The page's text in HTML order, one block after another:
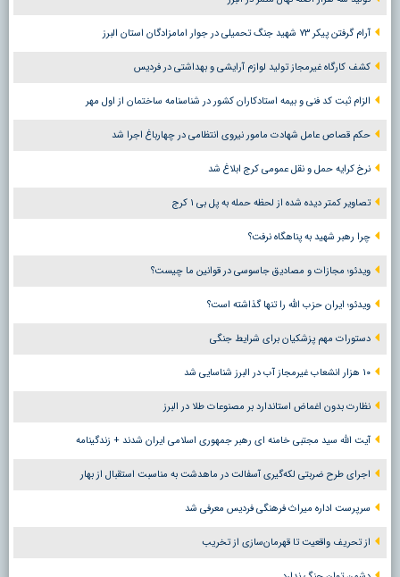
آرام گرفتن پیکر ۷۳ شهید جنگ تحمیلی در جوار امامزادگان استان البرز
کشف کارگاه غیرمجاز تولید لوازم آرایشی و بهداشتی در فردیس
الزام ثبت کد فنی و بیمه استادکاران کشور در شناسنامه ساختمان از اول مهر
حکم قصاص عامل شهادت مامور نیروی انتظامی در چهارباغ اجرا شد
نرخ کرایه حمل و نقل عمومی کرج ابلاغ شد
تصاویر کمتر دیده شده از لحظه حمله به پل بی ۱ کرج
چرا رهبر شهید به پناهگاه نرفت؟
ویدئو؛ مجازات و مصادیق جاسوسی در قوانین ما چیست؟
ویدئو؛ ایران حزب الله را تنها گذاشته است؟
دستورات مهم پزشکیان برای شرایط جنگی
۱۰ هزار انشعاب غیرمجاز آب در البرز شناسایی شد
نظارت بدون اغماض استاندارد بر مصنوعات طلا در البرز
آیت الله سید مجتبی خامنه ای رهبر جمهوری اسلامی ایران شدند + زندگینامه
اجرای طرح ضربتی لکه‌گیری آسفالت در ماهدشت به مناسبت استقبال از بهار
سرپرست اداره میراث فرهنگی فردیس معرفی شد
از تحریف واقعیت تا قهرمان‌سازی از تخریب